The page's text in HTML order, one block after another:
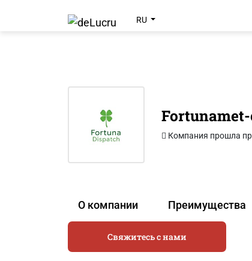
RU
Компания прошла
О компании Преимущества
Свяжитесь с нами